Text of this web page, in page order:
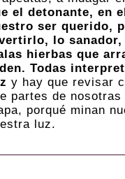
el detonante, en
ser querido,
lo sanador,
hierbas que
Todas
y hay que revisar
partes de
porqué minan
luz.